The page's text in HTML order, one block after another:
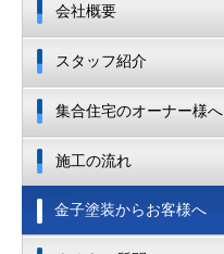
会社概要
スタッフ紹介
集合住宅のオーナー様へ
施工の流れ
金子塗装からお客様へ